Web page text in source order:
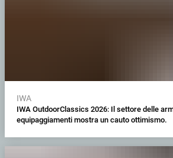
IWA
IWA OutdoorClassics 2026: Il settore delle
equipaggiamenti mostra un cauto ottimismo.